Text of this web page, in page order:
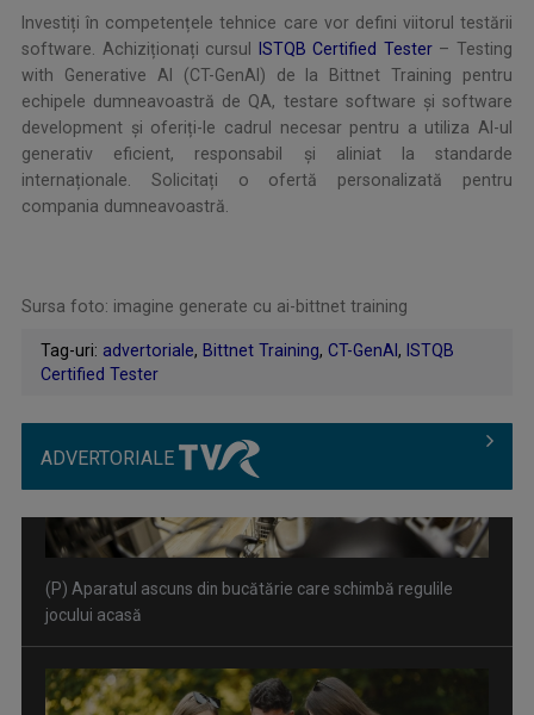
Investiți în competențele tehnice care vor defini viitorul testării
software. Achiziționați cursul
ISTQB Certified Tester– Testing
with Generative AI (CT-GenAI) de la Bittnet Training pentru
echipele dumneavoastră de QA, testare software și software
development și oferiți-le cadrul necesar pentru a utiliza AI-ul
generativ eficient, responsabil și aliniat la standarde
internaționale. Solicitați o ofertă personalizată pentru
compania dumneavoastră.
Sursa foto: imagine generate cu ai-bittnet training
Tag-uri: advertoriale, Bittnet Training, CT-GenAI, ISTQB
Certified Tester
ADVERTORIALE